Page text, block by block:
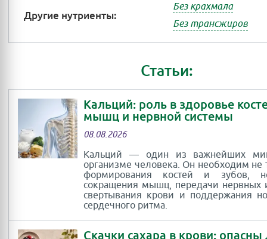
Другие нутриенты:
Без крахмала
Без трансжиров
Статьи:
Кальций: роль в здоровье
мышц и нервной системы
08.08.2026
Кальций — один из важнейших
организме человека. Он необходим не
формирования костей и зубов,
сокращения мышц, передачи нервных
свертывания крови и поддержания
сердечного ритма.
Скачки сахара в крови: опасны